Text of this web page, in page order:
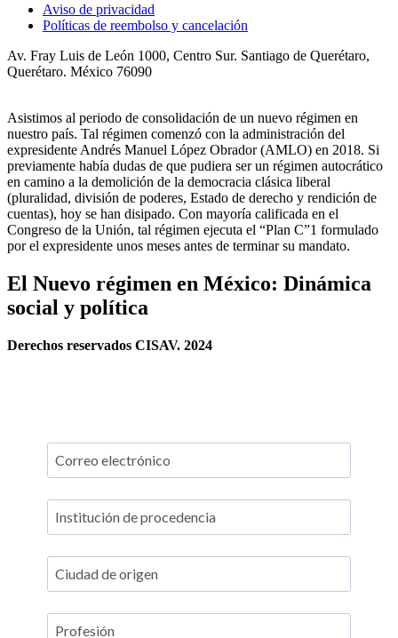
Aviso de privacidad
Políticas de reembolso y cancelación
Av. Fray Luis de León 1000, Centro Sur. Santiago de Querétaro,
Querétaro. México 76090
Asistimos al periodo de consolidación de un nuevo régimen en
nuestro país. Tal régimen comenzó con la administración del
expresidente Andrés Manuel López Obrador (AMLO) en 2018. Si
previamente había dudas de que pudiera ser un régimen autocrático
en camino a la demolición de la democracia clásica liberal
(pluralidad, división de poderes, Estado de derecho y rendición de
cuentas), hoy se han disipado. Con mayoría calificada en el
Congreso de la Unión, tal régimen ejecuta el “Plan C”1 formulado
por el expresidente unos meses antes de terminar su mandato.
El Nuevo régimen en México: Dinámica
social y política
Derechos reservados CISAV. 2024